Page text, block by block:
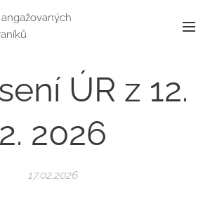
ÚR z 12.
2. 2026
17.02.2026